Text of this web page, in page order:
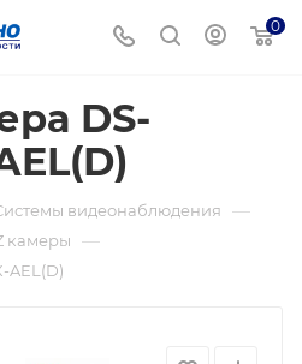
0
DS-
видеонаблюдения —
камеры —
AEL(D)